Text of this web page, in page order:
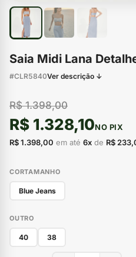
Saia Midi Lana
#CLR5840Ver descrição ↓
R$ 1.398,00
R$ 1.328,10NO PIX
R$ 1.398,00 em até 6x de R$
CORTAMANHO
Blue Jeans
OUTRO
40 38